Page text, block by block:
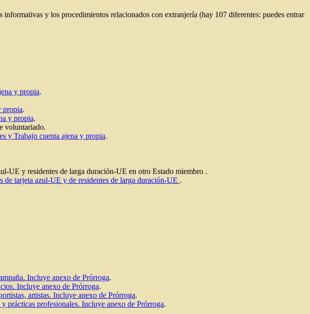
y los procedimientos relacionados con extranjería (hay 107 diferentes: puedes entrar
y propia.
propia.
y propia.
voluntariado.
y Trabajo cuenta ajena y propia.
UE y residentes de larga duración-UE en otro Estado miembro .
tarjeta azul-UE y de residentes de larga duración-UE .
Incluye anexo de Prórroga.
Incluye anexo de Prórroga.
artistas. Incluye anexo de Prórroga.
prácticas profesionales. Incluye anexo de Prórroga.